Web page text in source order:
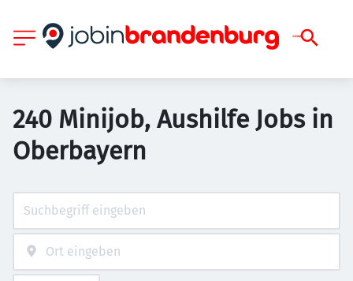
240 Minijob, Aushilfe Jobs in
Oberbayern